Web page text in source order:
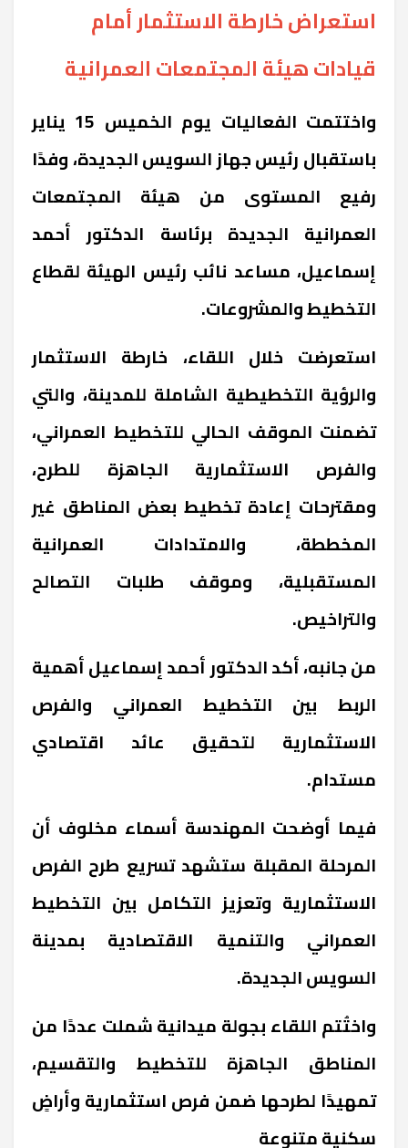
استعراض خارطة الاستثمار أمام
قيادات هيئة المجتمعات العمرانية
واختتمت الفعاليات يوم الخميس 15 يناير
باستقبال رئيس جهاز السويس الجديدة، وفدًا
رفيع المستوى من هيئة المجتمعات
العمرانية الجديدة برئاسة الدكتور أحمد
إسماعيل، مساعد نائب رئيس الهيئة لقطاع
التخطيط والمشروعات.
استعرضت خلال اللقاء، خارطة الاستثمار
والرؤية التخطيطية الشاملة للمدينة، والتي
تضمنت الموقف الحالي للتخطيط العمراني،
والفرص الاستثمارية الجاهزة للطرح،
ومقترحات إعادة تخطيط بعض المناطق غير
المخططة، والامتدادات العمرانية
المستقبلية، وموقف طلبات التصالح
والتراخيص.
من جانبه، أكد الدكتور أحمد إسماعيل أهمية
الربط بين التخطيط العمراني والفرص
الاستثمارية لتحقيق عائد اقتصادي
مستدام.
فيما أوضحت المهندسة أسماء مخلوف أن
المرحلة المقبلة ستشهد تسريع طرح الفرص
الاستثمارية وتعزيز التكامل بين التخطيط
العمراني والتنمية الاقتصادية بمدينة
السويس الجديدة.
واختُتم اللقاء بجولة ميدانية شملت عددًا من
المناطق الجاهزة للتخطيط والتقسيم،
تمهيدًا لطرحها ضمن فرص استثمارية وأراضٍ
سكنية متنوعة